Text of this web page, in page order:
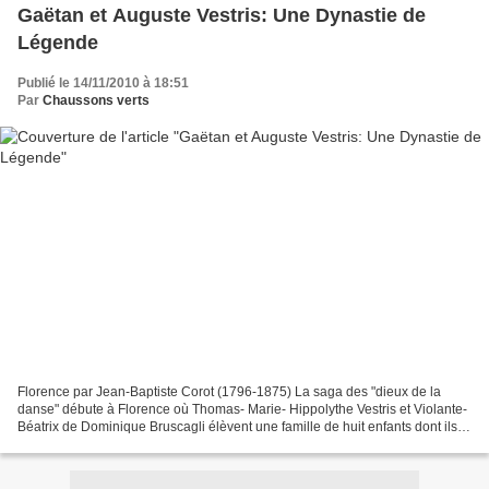
Gaëtan et Auguste Vestris: Une Dynastie de
Légende
Publié le 14/11/2010 à 18:51
Par Chaussons verts
Florence par Jean-Baptiste Corot (1796-1875) La saga des "dieux de la
danse" débute à Florence où Thomas- Marie- Hippolythe Vestris et Violante-
Béatrix de Dominique Bruscagli élèvent une famille de huit enfants dont ils